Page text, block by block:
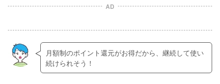
AD
月額制のポイント還元がお得だから、継続して使い
続けられそう！